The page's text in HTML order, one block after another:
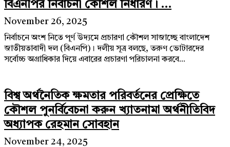
বিএনপির নির্বাচনী কৌশল নির্ধারণ। ...
November 26, 2025
নির্বাচনে অংশ নিতে পূর্ণ উদ্যমে প্রচারণা কৌশল সাজাচ্ছে বাংলাদেশ
জাতীয়তাবাদী দল (বিএনপি)। দলীয় সূত্র বলছে, তরুণ ভোটারদের
সর্বোচ্চ অগ্রাধিকার দিয়ে এবারের প্রচারণা পরিচালনা করবে...
বিশ্ব অর্থনৈতিক ক্ষমতার পরিবর্তনের প্রেক্ষিতে
কৌশল পুনর্বিবেচনা করুন খ্যাতনামা অর্থনীতিবিদ
অধ্যাপক রেহমান সোবহান
November 24, 2025